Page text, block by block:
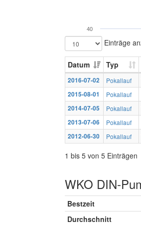
40
Einträge
Datum Typ
2016-07-02 Pokallauf
2015-08-01
Pokallauf
2014-07-05
Pokallauf
2013-07-06
Pokallauf
2012-06-30
Pokallauf
1 bis 5 von 5 Einträgen
WKO DIN-
Bestzeit
Durchschnitt